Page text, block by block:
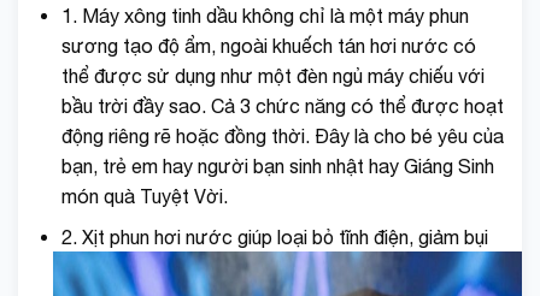
1. Máy xông tinh dầu không chỉ là một máy phun
sương tạo độ ẩm, ngoài khuếch tán hơi nước có
thể được sử dụng như một đèn ngủ máy chiếu với
bầu trời đầy sao. Cả 3 chức năng có thể được hoạt
động riêng rẽ hoặc đồng thời. Đây là cho bé yêu của
bạn, trẻ em hay người bạn sinh nhật hay Giáng Sinh
món quà Tuyệt Vời.
2. Xịt phun hơi nước giúp loại bỏ tĩnh điện, giảm bụi
và khói bụi ô nhiễm trong không khí, và bảo vệ đôi